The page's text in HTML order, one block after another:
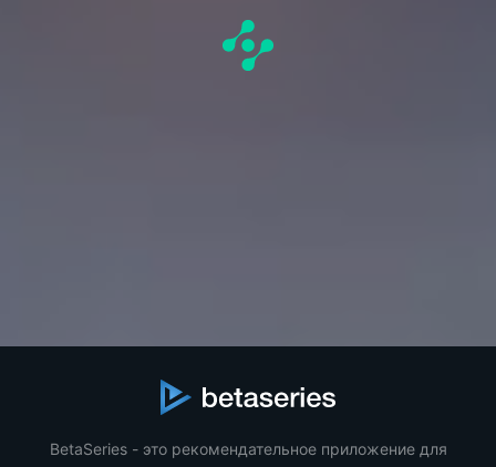
BetaSeries - это рекомендательное приложение для